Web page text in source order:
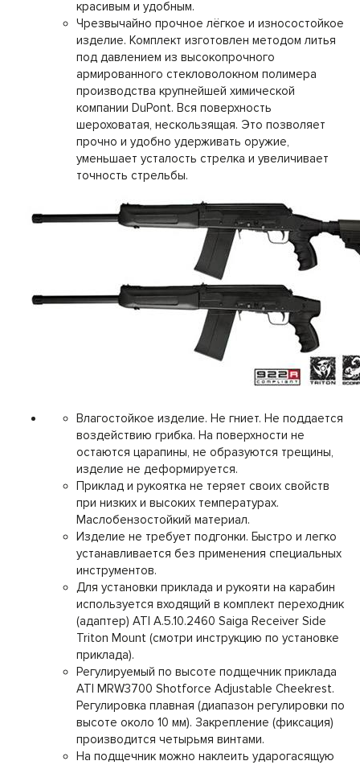
красивым и удобным.
Чрезвычайно прочное лёгкое и износостойкое
изделие. Комплект изготовлен методом литья
под давлением из высокопрочного
армированного стекловолокном полимера
производства крупнейшей химической
компании DuPont. Вся поверхность
шероховатая, нескользящая. Это позволяет
прочно и удобно удерживать оружие,
уменьшает усталость стрелка и увеличивает
точность стрельбы.
Влагостойкое изделие. Не гниет. Не поддается
воздействию грибка. На поверхности не
остаются царапины, не образуются трещины,
изделие не деформируется.
Приклад и рукоятка не теряет своих свойств
при низких и высоких температурах.
Маслобензостойкий материал.
Изделие не требует подгонки. Быстро и легко
устанавливается без применения специальных
инструментов.
Для установки приклада и рукояти на карабин
используется входящий в комплект переходник
(адаптер) ATI A.5.10.2460 Saiga Receiver Side
Triton Mount (смотри инструкцию по установке
приклада).
Регулируемый по высоте подщечник приклада
ATI MRW3700 Shotforce Adjustable Cheekrest.
Регулировка плавная (диапазон регулировки по
высоте около 10 мм). Закрепление (фиксация)
производится четырьмя винтами.
На подщечник можно наклеить ударогасящую